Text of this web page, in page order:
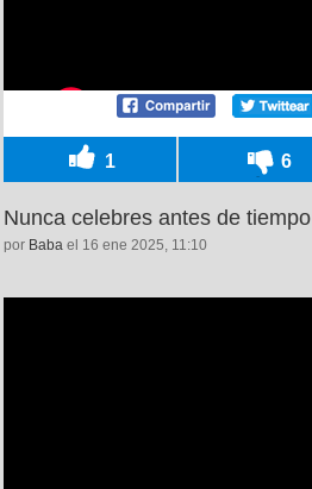
1 6
Nunca celebres antes de tiempo
por Baba el 16 ene 2025, 11:10